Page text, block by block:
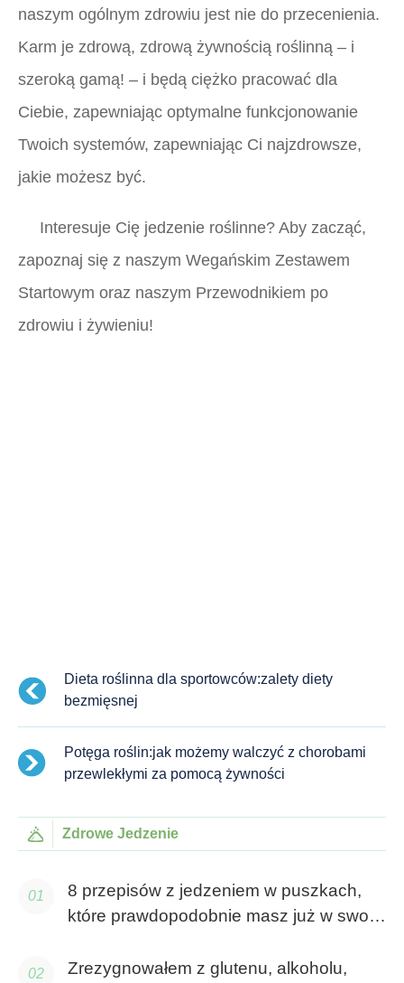
naszym ogólnym zdrowiu jest nie do przecenienia.
Karm je zdrową, zdrową żywnością roślinną – i
szeroką gamą! – i będą ciężko pracować dla
Ciebie, zapewniając optymalne funkcjonowanie
Twoich systemów, zapewniając Ci najzdrowsze,
jakie możesz być.
Interesuje Cię jedzenie roślinne? Aby zacząć,
zapoznaj się z naszym Wegańskim Zestawem
Startowym oraz naszym Przewodnikiem po
zdrowiu i żywieniu!
Dieta roślinna dla sportowców:zalety diety
bezmięsnej
Potęga roślin:jak możemy walczyć z chorobami
przewlekłymi za pomocą żywności
Zdrowe Jedzenie
8 przepisów z jedzeniem w puszkach,
które prawdopodobnie masz już w swojej
Zrezygnowałem z glutenu, alkoholu,